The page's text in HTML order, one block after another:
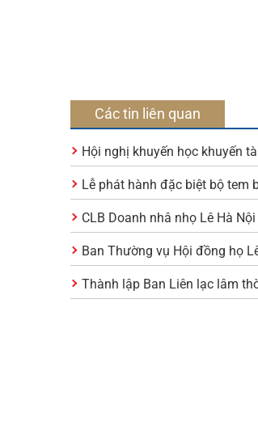
Các tin liên quan
Hội nghị khuyến học khuyến
Lễ phát hành đặc biệt bộ tem
CLB Doanh nhâ nhọ Lê Hà
Ban Thường vụ Hội đồng họ
Thành lập Ban Liên lạc lâm